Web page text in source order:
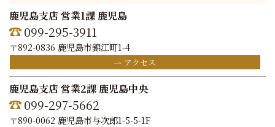
鹿児島支店 営業1課 鹿児島
099-295-3911
〒892-0836 鹿児島市錦江町1-4
アクセス
鹿児島支店 営業2課 鹿児島中央
099-297-5662
〒890-0062 鹿児島市与次郎1-5-5-1F